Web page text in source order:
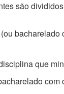
são
que